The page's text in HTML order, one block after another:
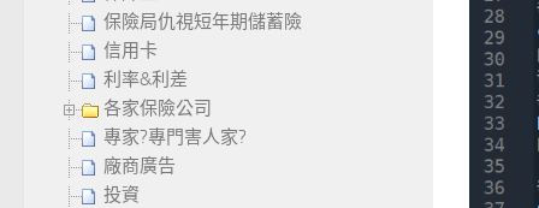
保險局仇視短年期儲蓄險
信用卡
利率&利差
各家保險公司
專家?專門害人家?
廠商廣告
投資